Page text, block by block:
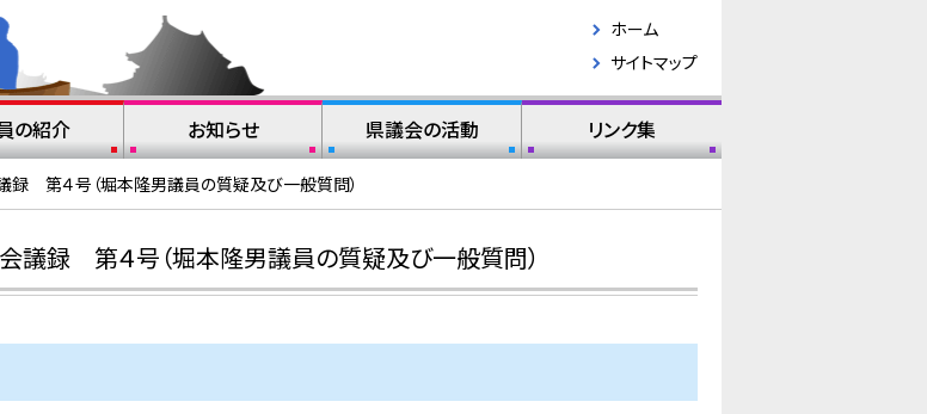
ホーム
サイトマップ
の紹介 お知らせ 県議会の活動 リンク集
第４号（堀本隆男議員の質疑及び一般質問）
録 第４号（堀本隆男議員の質疑及び一般質問）